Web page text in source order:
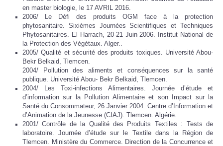
en master biologie, le 17 AVRIL 2016.
2006/ Le Défi des produits OGM face à la protection
phytosanitaire. Sixièmes Journées Scientifiques et Techniques
Phytosanitaires. El Harrach, 20-21 Juin 2006. Institut National de
la Protection des Végétaux. Alger..
2005/ Qualité et sécurité des produits toxiques. Université Abou-
Bekr Belkaid, Tlemcen.
2004/ Pollution des aliments et conséquences sur la santé
publique. Université Abou- Bekr Belkaid, Tlemcen.
2004/ Les Toxi-infections Alimentaires. Journée d’étude et
d’information sur la Pollution Alimentaire et son Impact sur la
Santé du Consommateur, 26 Janvier 2004. Centre d’Information et
d’Animation de la Jeunesse (CIAJ). Tlemcen. Algérie.
2001/ Contrôle de la Qualité des Produits Textiles : Tests de
laboratoire. Journée d’étude sur le Textile dans la Région de
Tlemcen. Ministère du Commerce. Direction de la Concurrence et